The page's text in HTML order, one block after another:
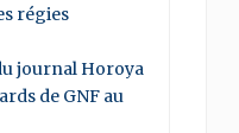
régies
journal Horoya
de GNF au